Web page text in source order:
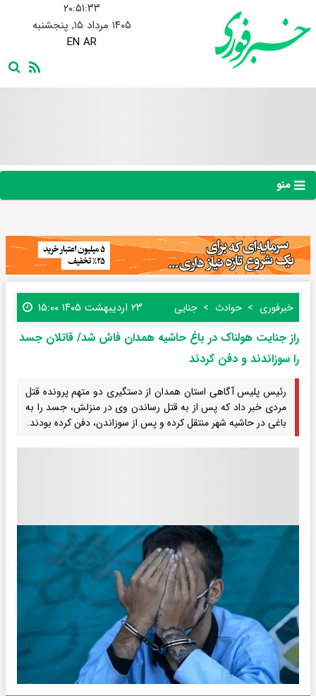
۲۰:۵۱:۳۵
۱۴۰۵ مرداد ۱۵, پنجشنبه
EN AR
منو
خبرفوری حوادث جنایی ۲۳ اردیبهشت ۱۴۰۵ ۱۵:۰۰
راز جنایت هولناک در باغ حاشیه همدان فاش شد/ قاتلان جسد
را سوزاندند و دفن کردند
رئیس پلیس آگاهی استان همدان از دستگیری دو متهم پرونده قتل
مردی خبر داد که پس از به قتل رساندن وی در منزلش، جسد را به
باغی در حاشیه شهر منتقل کرده و پس از سوزاندن، دفن کرده بودند.